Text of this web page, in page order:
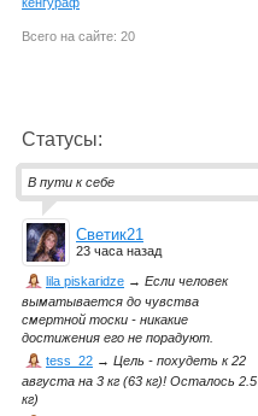
кенгураф
Всего на сайте: 20
Статусы:
В пути к себе
Светик21
23 часа назад
lila piskaridze → Если человек
выматывается до чувства
смертной тоски - никакие
достижения его не порадуют.
tess_22 → Цель - похудеть к 22
августа на 3 кг (63 кг)! Осталось 2.5
кг)